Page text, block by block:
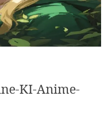
KI-Anime-